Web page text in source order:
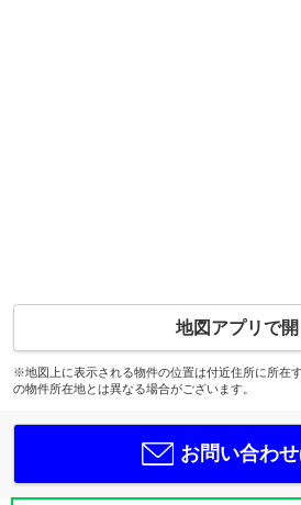
地図アプリで開
※地図上に表示される物件の位置は付近住所に所在
の物件所在地とは異なる場合がございます。
お問い合わ